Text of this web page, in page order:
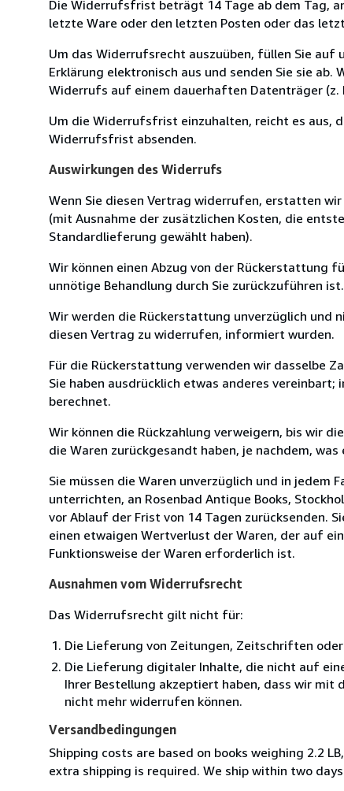
Die Widerrufsfrist beträgt 14 Tage ab dem Tag,
letzte Ware oder den letzten Posten oder das
Um das Widerrufsrecht auszuüben, füllen Sie auf
Erklärung elektronisch aus und senden Sie sie
Widerrufs auf einem dauerhaften Datenträger (z.
Um die Widerrufsfrist einzuhalten, reicht es aus,
Widerrufsfrist absenden.
Auswirkungen des Widerrufs
Wenn Sie diesen Vertrag widerrufen, erstatten
(mit Ausnahme der zusätzlichen Kosten, die
Standardlieferung gewählt haben).
Wir können einen Abzug von der Rückerstattung
unnötige Behandlung durch Sie zurückzuführen ist.
Wir werden die Rückerstattung unverzüglich und
diesen Vertrag zu widerrufen, informiert wurden.
Für die Rückerstattung verwenden wir dasselbe
Sie haben ausdrücklich etwas anderes
berechnet.
Wir können die Rückzahlung verweigern, bis wir
die Waren zurückgesandt haben, je nachdem,
Sie müssen die Waren unverzüglich und in jedem
unterrichten, an Rosenbad Antique Books,
vor Ablauf der Frist von 14 Tagen zurücksenden.
einen etwaigen Wertverlust der Waren, der auf
Funktionsweise der Waren erforderlich ist.
Ausnahmen vom Widerrufsrecht
Das Widerrufsrecht gilt nicht für:
Die Lieferung von Zeitungen, Zeitschriften
Die Lieferung digitaler Inhalte, die nicht auf
Ihrer Bestellung akzeptiert haben, dass wir mit
nicht mehr widerrufen können.
Versandbedingungen
Shipping costs are based on books weighing 2.2
extra shipping is required. We ship within two